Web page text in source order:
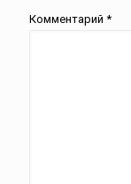
Комментарий *